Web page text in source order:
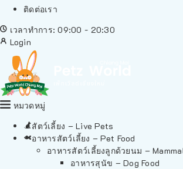
ติดต่อเรา
เวลาทำการ: 09:00 - 20:30
Login
หมวดหมู่
สัตว์เลี้ยง – Live Pets
อาหารสัตว์เลี้ยง – Pet Food
อาหารสัตว์เลี้ยงลูกด้วยนม –
อาหารสุนัข – Dog Food